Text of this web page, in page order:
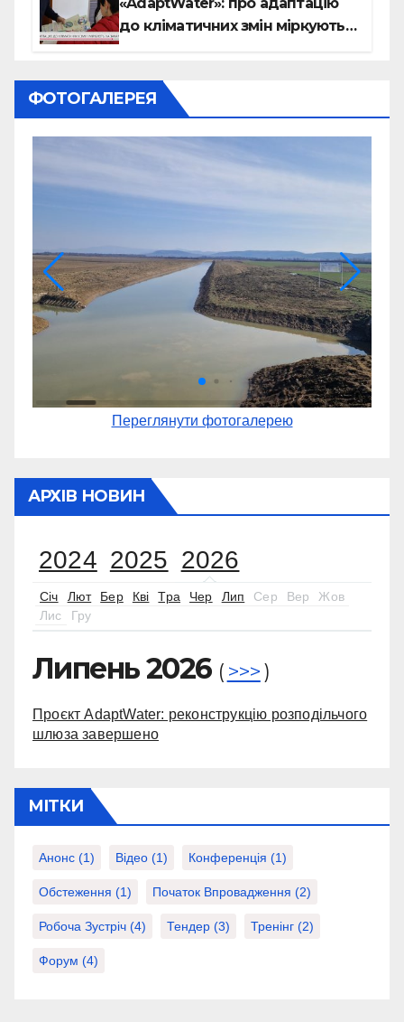
до кліматичних змін міркують
ФОТОГАЛЕРЕЯ
Переглянути фотогалерею
АРХІВ НОВИН
2024 2025 2026
Січ Лют Бер Кві Тра Чер Лип Сер Вер
Жов
Лис
Гру
Липень 2026 ( >>>)
Проєкт AdaptWater: реконструкцію розподільчого
шлюза завершено
МІТКИ
Анонс (1) Відео (1) Конференція (1)
Обстеження (1) Початок Впровадження (2)
Робоча Зустріч (4) Тендер (3) Тренінг (2)
Форум (4)